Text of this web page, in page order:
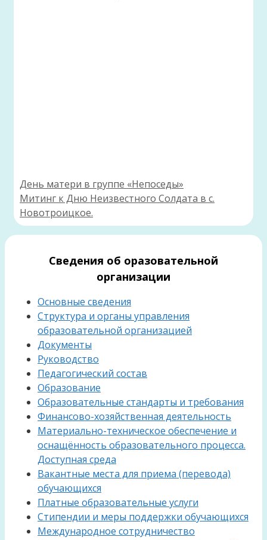
День матери в группе «Непоседы»
Митинг к Дню Неизвестного Солдата в с.
Новотроицкое.
Сведения об оразовательной
организации
Основные сведения
Структура и органы управления
образовательной организацией
Документы
Руководство
Педагогический состав
Образование
Образовательные стандарты и требования
Финансово-хозяйственная деятельность
Материально-техническое обеспечение и
оснащённость образовательного процесса.
Доступная среда
Вакантные места для приема (перевода)
обучающихся
Платные образовательные услуги
Стипендии и меры поддержки обучающихся
Международное сотрудничество